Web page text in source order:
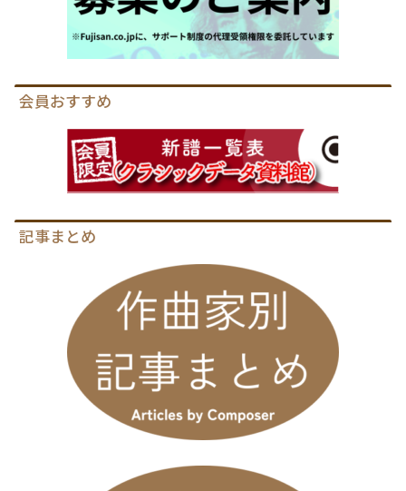
会員おすすめ
記事まとめ